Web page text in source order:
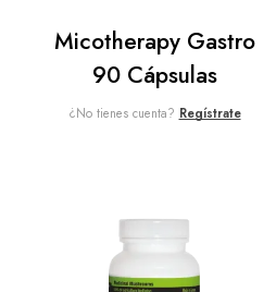
Micotherapy Gastro
90 Cápsulas
¿No tienes cuenta? Regístrate